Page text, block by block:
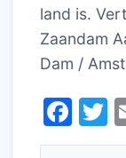
land is.
Zaandam
Dam /
F
a
T